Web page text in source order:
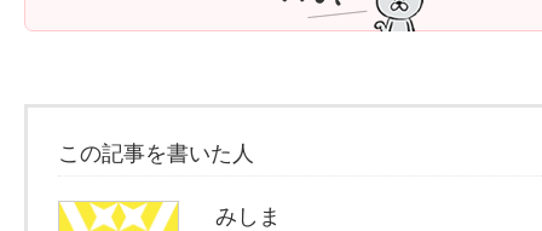
この記事を書いた人
みしま